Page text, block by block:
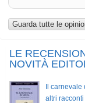
Guarda tutte le
LE
NOVITÀ
Il
altri racconti